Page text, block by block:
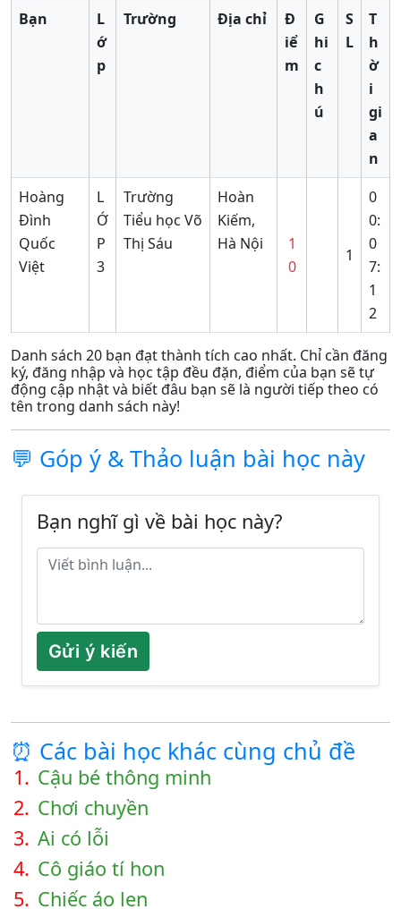
Bạn
L
ớ
p
Trường Địa chỉ
Đ
iể
m
G
hi
c
h
ú
S
L
T
h
ờ
i
gi
a
n
Hoàng
Đình
Quốc
Việt
L
Ớ
P
3
Trường
Tiểu học Võ
Thị Sáu
Hoàn
Kiếm,
Hà Nội
1
0
1
0
0:
0
7:
1
2
Danh sách 20 bạn đạt thành tích cao nhất. Chỉ cần đăng
ký, đăng nhập và học tập đều đặn, điểm của bạn sẽ tự
động cập nhật và biết đâu bạn sẽ là người tiếp theo có
tên trong danh sách này!
💬 Góp ý & Thảo luận bài học này
Bạn nghĩ gì về bài học này?
Gửi ý kiến
⏰ Các bài học khác cùng chủ đề
1. Cậu bé thông minh
2. Chơi chuyền
3. Ai có lỗi
4. Cô giáo tí hon
5. Chiếc áo len